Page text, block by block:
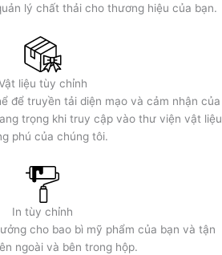
lý chất thải cho thương hiệu của bạn.
liệu tùy chỉnh
để truyền tải diện mạo và cảm nhận của
trọng khi truy cập vào thư viện vật liệu
phú của chúng tôi.
In tùy chỉnh
cho bao bì mỹ phẩm của bạn và tận
ngoài và bên trong hộp.